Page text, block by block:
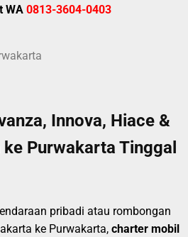
WA 0813-3604-0403
Innova, Hiace &
Purwakarta Tinggal
pribadi atau rombongan
ke Purwakarta, charter mobil